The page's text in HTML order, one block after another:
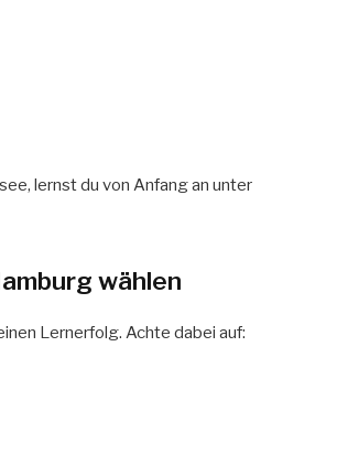
lernst du von Anfang an unter
wählen
Lernerfolg. Achte dabei auf: